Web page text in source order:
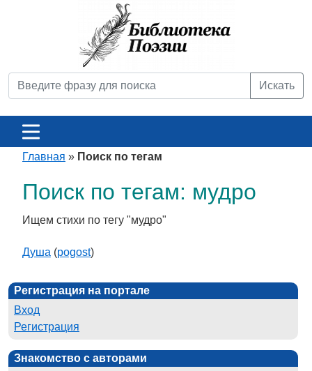
Искать
Главная » Поиск по тегам
Поиск по тегам: мудро
Ищем стихи по тегу "мудро"
Душа (pogost)
Регистрация на портале
Вход
Регистрация
Знакомство с авторами